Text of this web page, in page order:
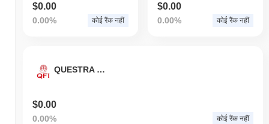
$0.00
0.00% कोई रैंक नहीं
$0.00
0.00% कोई रैंक नहीं
QUESTRA FINANCE
$0.00
0.00% कोई रैंक नहीं